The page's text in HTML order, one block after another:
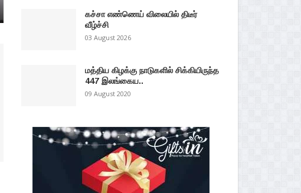
கச்சா எண்ணெய் விலையில் திடீர்
வீழ்ச்சி
03 August 2026
மத்திய கிழக்கு நாடுகளில் சிக்கியிருந்த
447 இலங்கைய..
09 August 2020